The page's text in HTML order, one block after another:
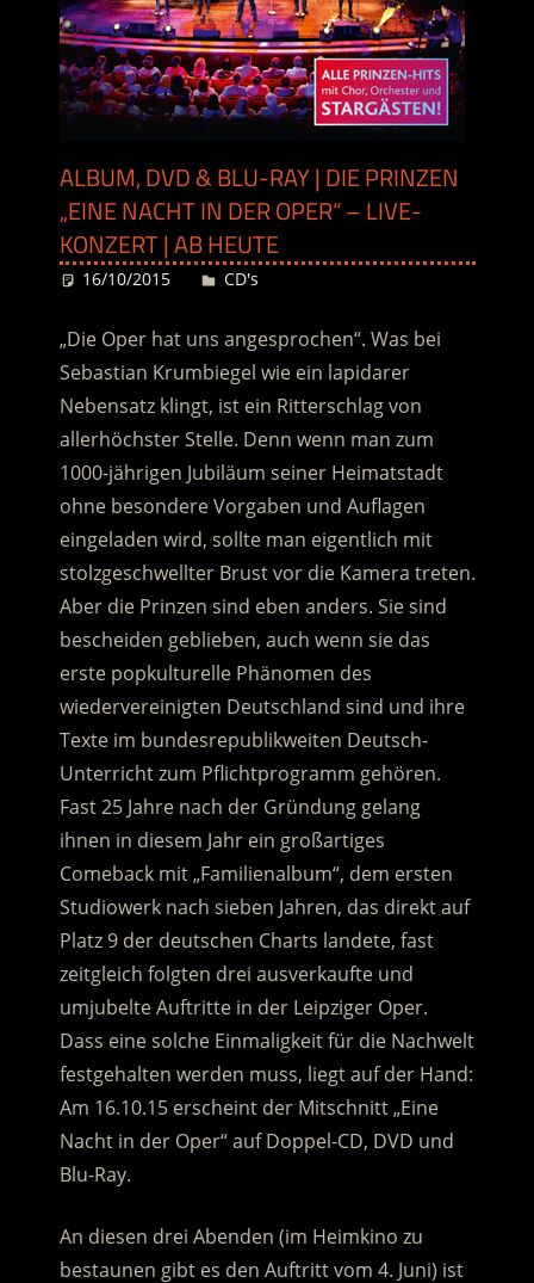
ALBUM, DVD & BLU-RAY | DIE PRINZEN
„EINE NACHT IN DER OPER“ – LIVE-
KONZERT | AB HEUTE
16/10/2015 Desiree
CD's
„Die Oper hat uns angesprochen“. Was bei
Sebastian Krumbiegel wie ein lapidarer
Nebensatz klingt, ist ein Ritterschlag von
allerhöchster Stelle. Denn wenn man zum
1000-jährigen Jubiläum seiner Heimatstadt
ohne besondere Vorgaben und Auflagen
eingeladen wird, sollte man eigentlich mit
stolzgeschwellter Brust vor die Kamera treten.
Aber die Prinzen sind eben anders. Sie sind
bescheiden geblieben, auch wenn sie das
erste popkulturelle Phänomen des
wiedervereinigten Deutschland sind und ihre
Texte im bundesrepublikweiten Deutsch-
Unterricht zum Pflichtprogramm gehören.
Fast 25 Jahre nach der Gründung gelang
ihnen in diesem Jahr ein großartiges
Comeback mit „Familienalbum“, dem ersten
Studiowerk nach sieben Jahren, das direkt auf
Platz 9 der deutschen Charts landete, fast
zeitgleich folgten drei ausverkaufte und
umjubelte Auftritte in der Leipziger Oper.
Dass eine solche Einmaligkeit für die Nachwelt
festgehalten werden muss, liegt auf der Hand:
Am 16.10.15 erscheint der Mitschnitt „Eine
Nacht in der Oper“ auf Doppel-CD, DVD und
Blu-Ray.
An diesen drei Abenden (im Heimkino zu
bestaunen gibt es den Auftritt vom 4. Juni) ist